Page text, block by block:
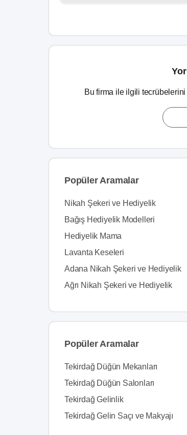
Bu firma ile ilgili
Popüler Aramalar
Nikah Şekeri ve Hediyelik
Bağış Hediyelik Modelleri
Hediyelik Mama
Lavanta Keseleri
Adana Nikah Şekeri ve Hediyelik
Ağrı Nikah Şekeri ve Hediyelik
Popüler Aramalar
Tekirdağ Düğün Mekanları
Tekirdağ Düğün Salonları
Tekirdağ Gelinlik
Tekirdağ Gelin Saçı ve Makyajı